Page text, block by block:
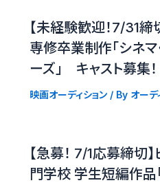
【未経験歓迎！7/31
専修卒業制作「シネマ
ーズ」 キャスト募集！
映画オーディション/ By オーデ
【急募！ 7/1応募締切
門学校 学生短編作品「